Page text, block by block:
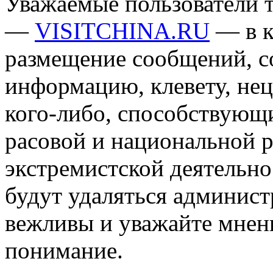
— VISITCHINA.RU — в
размещение сообщений,
информацию, клевету,
кого-либо,
расовой и национальной
экстремистской
будут удаляться
вежливы и уважайте
понимание.